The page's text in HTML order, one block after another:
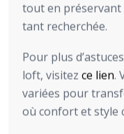
tout en préservant
tant recherchée.
Pour plus
loft, visitez ce lien.
variées pour
où confort et style